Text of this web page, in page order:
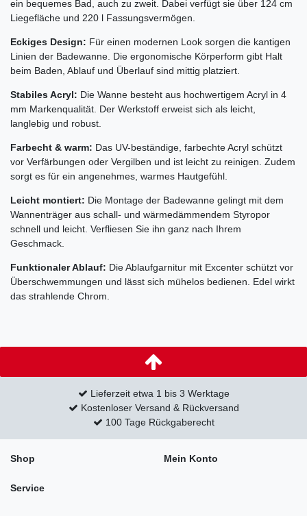
ein bequemes Bad, auch zu zweit. Dabei verfügt sie über 124 cm
Liegefläche und 220 l Fassungsvermögen.
Eckiges Design: Für einen modernen Look sorgen die kantigen
Linien der Badewanne. Die ergonomische Körperform gibt Halt
beim Baden, Ablauf und Überlauf sind mittig platziert.
Stabiles Acryl: Die Wanne besteht aus hochwertigem Acryl in 4
mm Markenqualität. Der Werkstoff erweist sich als leicht,
langlebig und robust.
Farbecht & warm: Das UV-beständige, farbechte Acryl schützt
vor Verfärbungen oder Vergilben und ist leicht zu reinigen. Zudem
sorgt es für ein angenehmes, warmes Hautgefühl.
Leicht montiert: Die Montage der Badewanne gelingt mit dem
Wannenträger aus schall- und wärmedämmendem Styropor
schnell und leicht. Verfliesen Sie ihn ganz nach Ihrem
Geschmack.
Funktionaler Ablauf: Die Ablaufgarnitur mit Excenter schützt vor
Überschwemmungen und lässt sich mühelos bedienen. Edel wirkt
das strahlende Chrom.
Lieferzeit etwa 1 bis 3 Werktage
Kostenloser Versand & Rückversand
100 Tage Rückgaberecht
Shop Mein Konto
Service